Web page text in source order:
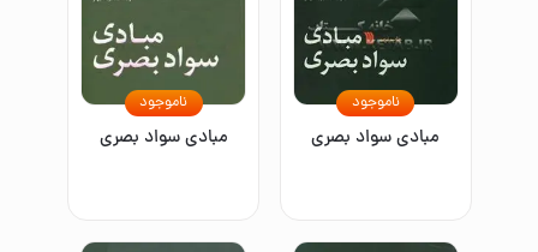
مبادی سواد بصری
ناموجود
مبادی سواد بصری
ناموجود